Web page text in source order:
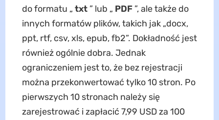
do formatu „ txt” lub „ PDF”, ale także do
innych formatów plików, takich jak „docx,
ppt, rtf, csv, xls, epub, fb2”. Dokładność jest
również ogólnie dobra. Jednak
ograniczeniem jest to, że bez rejestracji
można przekonwertować tylko 10 stron. Po
pierwszych 10 stronach należy się
zarejestrować i zapłacić 7,99 USD za 100